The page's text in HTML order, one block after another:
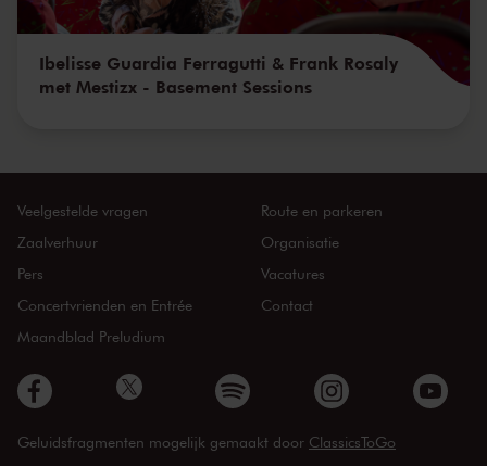
Ibelisse Guardia Ferragutti & Frank Rosaly
met Mestizx - Basement Sessions
Veelgestelde vragen
Zaalverhuur
Pers
Concertvrienden en Entrée
Maandblad Preludium
Route en parkeren
Organisatie
Vacatures
Contact
Geluidsfragmenten mogelijk gemaakt door ClassicsToGo